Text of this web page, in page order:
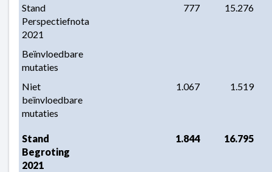
Stand
Perspectiefnota
2021
777 15.276
Beïnvloedbare
mutaties
Niet
beïnvloedbare
mutaties
1.067 1.519
Stand
Begroting
2021
1.844 16.795